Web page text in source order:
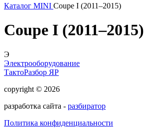
Каталог MINI Coupe I (2011–2015)
Coupe I (2011–2015)
Э
Электрооборудование
ТактоРазбор ЯР
copyright © 2026
разработка сайта - разбиратор
Политика конфиденциальности